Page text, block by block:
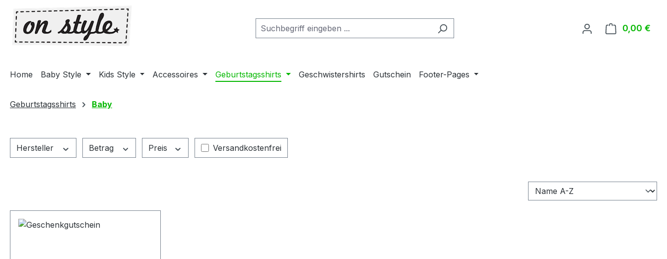
Hauptinhalt springen
Zur Suche springen
Zur Hauptnavigation springen
0,00 €
Home Baby Style Kids Style Accessoires Geburtstagsshirts Geschwistershirts Gutschein Footer-Pages
Geburtstagsshirts Baby
Hersteller Betrag Preis Filter hinzufügen: Versandkostenfrei
Versandkostenfrei